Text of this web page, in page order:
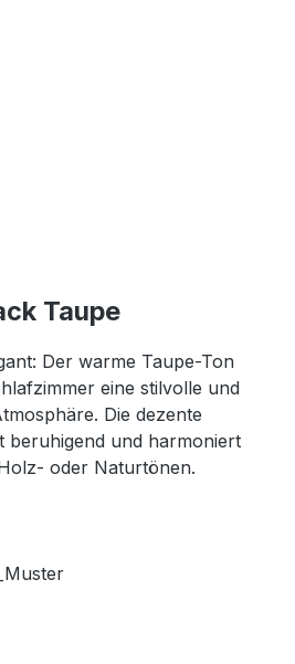
Taupe
Der warme Taupe-Ton
eine stilvolle und
Die dezente
beruhigend und harmoniert
oder Naturtönen.